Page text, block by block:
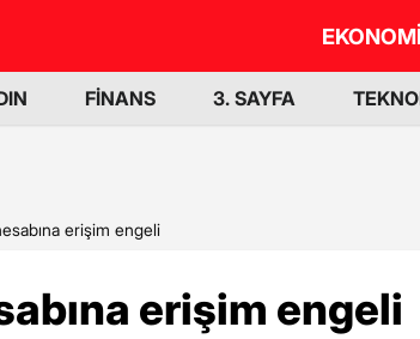
EKONOMİ
FİNANS 3. SAYFA
erişim engeli
erişim engeli